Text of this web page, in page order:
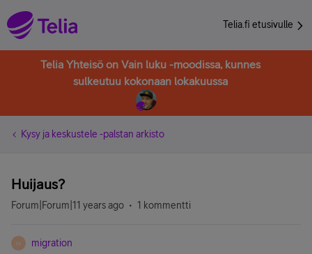
Telia.fi etusivulle
Telia Yhteisö on Vain luku -moodissa, kunnes
sulkeutuu kokonaan lokakuussa
Kysy ja keskustele -palstan arkisto
Huijaus?
Forum|Forum|11 years ago 1 kommentti
M migration